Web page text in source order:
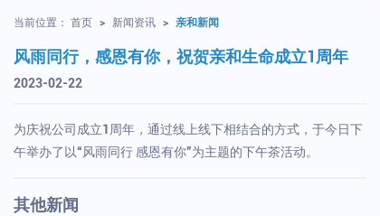
当前位置： 首页 > 新闻资讯 > 亲和新闻
风雨同行，感恩有你，祝贺亲和生命成立1周年
2023-02-22
为庆祝公司成立1周年，通过线上线下相结合的方式，于今日下
午举办了以“风雨同行 感恩有你”为主题的下午茶活动。
其他新闻